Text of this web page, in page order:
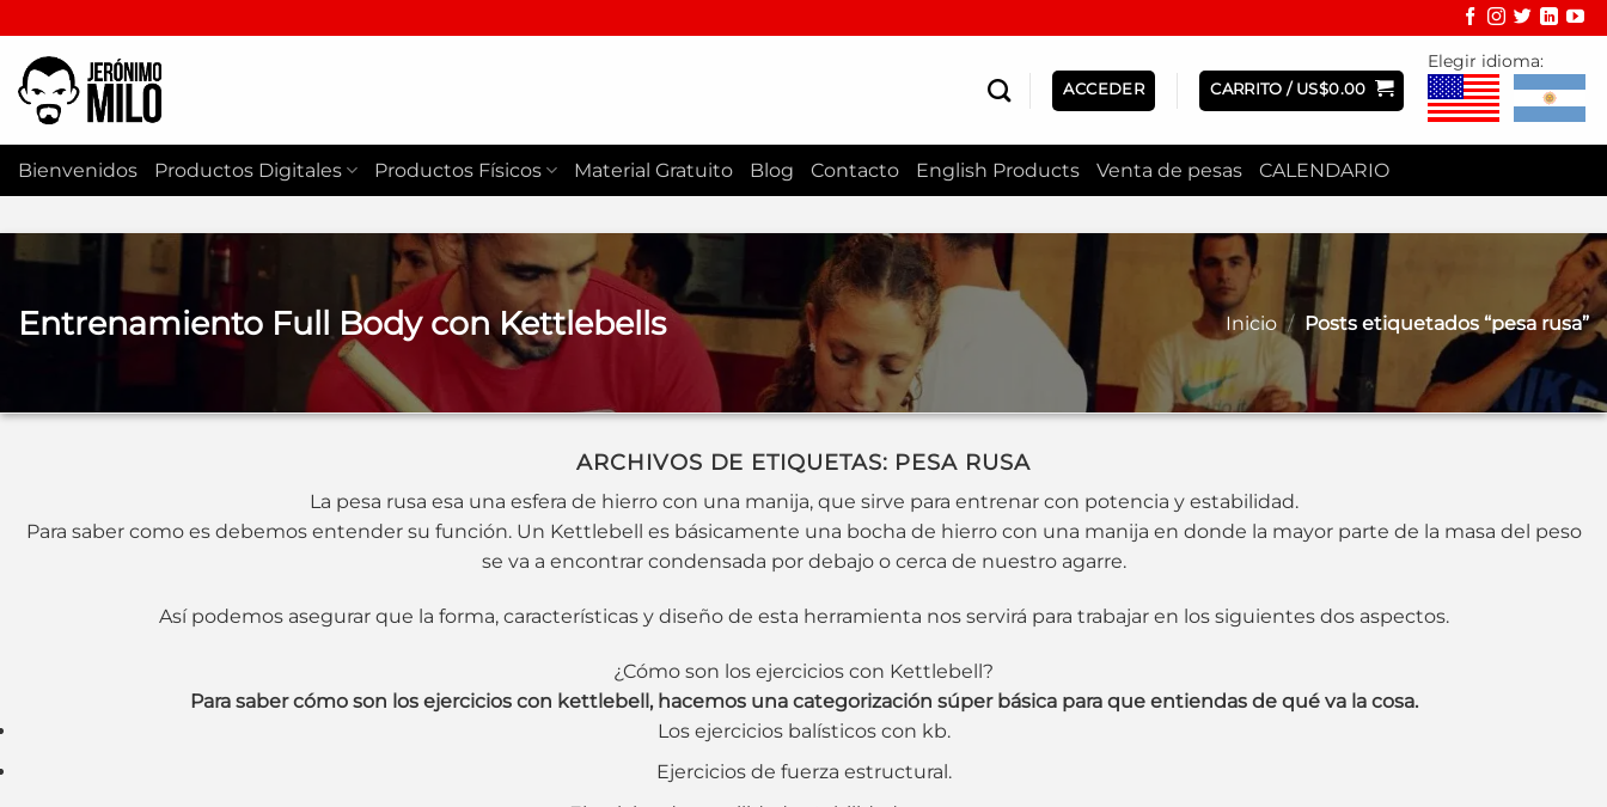
al
contenido
ACCEDER CARRITO / US$0.00
Elegir idioma:
Bienvenidos Productos Digitales Productos Físicos Material Gratuito Blog Contacto English Products Venta de pesas CALENDARIO
Entrenamiento Full Body con Kettlebells Inicio / Posts etiquetados “pesa rusa”
ARCHIVOS DE ETIQUETAS: PESA RUSA
La pesa rusa esa una esfera de hierro con una manija, que sirve para entrenar con potencia y estabilidad.
Para saber como es debemos entender su función. Un Kettlebell es básicamente una bocha de hierro con una manija en donde la mayor parte de la masa del peso
se va a encontrar condensada por debajo o cerca de nuestro agarre.
Así podemos asegurar que la forma, características y diseño de esta herramienta nos servirá para trabajar en los siguientes dos aspectos.
¿Cómo son los ejercicios con Kettlebell?
Para saber cómo son los ejercicios con kettlebell, hacemos una categorización súper básica para que entiendas de qué va la cosa.
Los ejercicios balísticos con kb.
Ejercicios de fuerza estructural.